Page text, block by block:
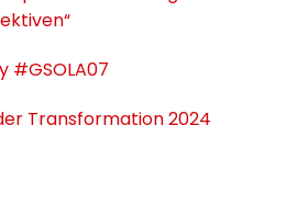
#GSOLA07
Transformation 2024